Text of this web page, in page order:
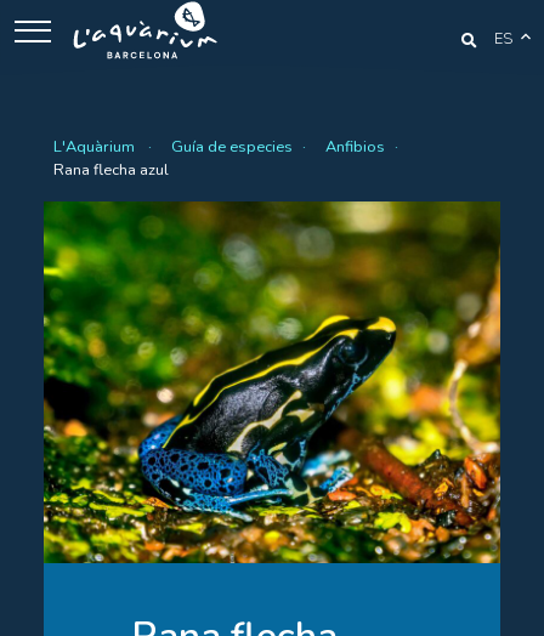
ES
L'Aquàrium Guía de especies
Anfibios
Rana flecha azul